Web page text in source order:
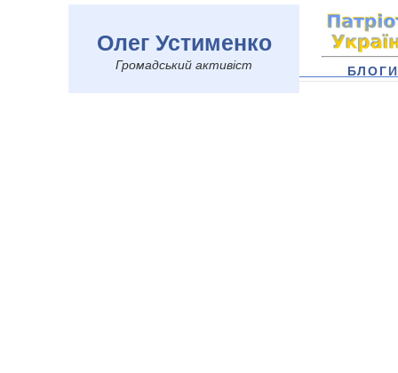
Олег Устименко
Громадський активіст БЛОГИ